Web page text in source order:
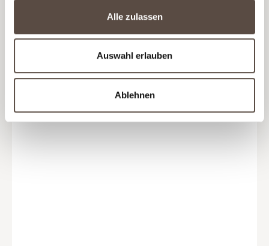
Alle zulassen
Auswahl erlauben
Ablehnen